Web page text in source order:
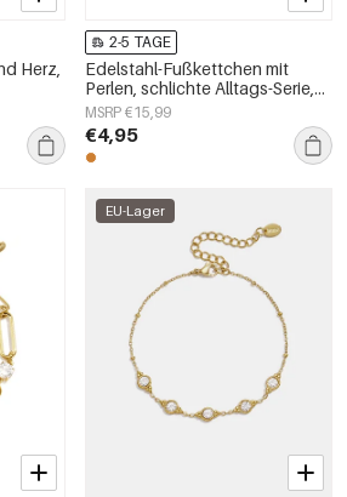
Herz,
2-5 TAGE
Edelstahl-Fußkettchen mit
Perlen, schlichte Alltags-Serie,
Damenschmuck
MSRP €15,99
€4,95
EU-Lager